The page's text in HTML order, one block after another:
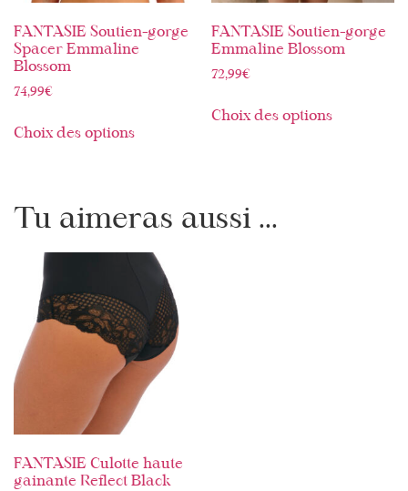
FANTASIE Soutien-gorge
Spacer Emmaline
Blossom
74,99€
Choix des options
FANTASIE Soutien-gorge
Emmaline Blossom
72,99€
Choix des options
Tu aimeras aussi ...
FANTASIE Culotte haute
gainante Reflect Black